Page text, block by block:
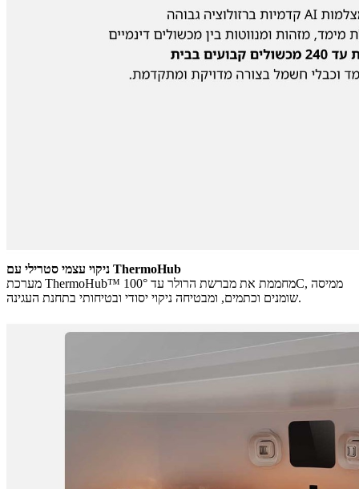
ניקוי עצמי סטרילי עם ThermoHub
מערכת ThermoHub™ מחממת את מברשת הרולר עד 100°C, ממיסה
שומנים וכתמים, ומבטיחה ניקוי יסודי ובטיחותי בתחנת העגינה.